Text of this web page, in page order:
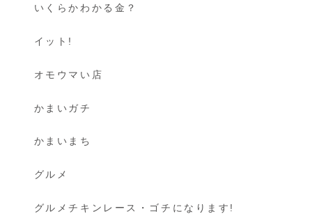
いくらかわかる金？
イット!
オモウマい店
かまいガチ
かまいまち
グルメ
グルメチキンレース・ゴチになります!